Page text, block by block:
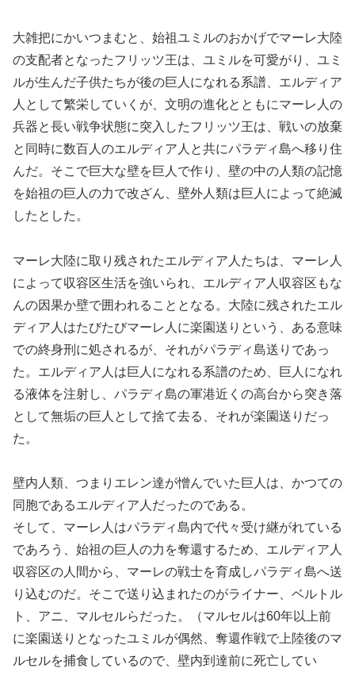
大雑把にかいつまむと、始祖ユミルのおかげでマーレ大陸
の支配者となったフリッツ王は、ユミルを可愛がり、ユミ
ルが生んだ子供たちが後の巨人になれる系譜、エルディア
人として繁栄していくが、文明の進化とともにマーレ人の
兵器と長い戦争状態に突入したフリッツ王は、戦いの放棄
と同時に数百人のエルディア人と共にパラディ島へ移り住
んだ。そこで巨大な壁を巨人で作り、壁の中の人類の記憶
を始祖の巨人の力で改ざん、壁外人類は巨人によって絶滅
したとした。
マーレ大陸に取り残されたエルディア人たちは、マーレ人
によって収容区生活を強いられ、エルディア人収容区もな
んの因果か壁で囲われることとなる。大陸に残されたエル
ディア人はたびたびマーレ人に楽園送りという、ある意味
での終身刑に処されるが、それがパラディ島送りであっ
た。エルディア人は巨人になれる系譜のため、巨人になれ
る液体を注射し、パラディ島の軍港近くの高台から突き落
として無垢の巨人として捨て去る、それが楽園送りだっ
た。
壁内人類、つまりエレン達が憎んでいた巨人は、かつての
同胞であるエルディア人だったのである。
そして、マーレ人はパラディ島内で代々受け継がれている
であろう、始祖の巨人の力を奪還するため、エルディア人
収容区の人間から、マーレの戦士を育成しパラディ島へ送
り込むのだ。そこで送り込まれたのがライナー、ベルトル
ト、アニ、マルセルらだった。（マルセルは60年以上前
に楽園送りとなったユミルが偶然、奪還作戦で上陸後のマ
ルセルを捕食しているので、壁内到達前に死亡してい